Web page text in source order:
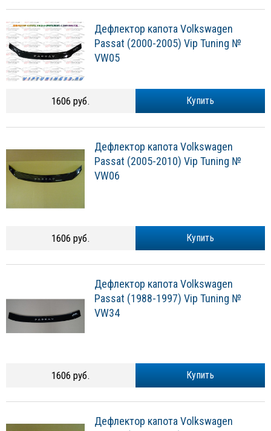
Дефлектор капота Volkswagen
Passat (2000-2005) Vip Tuning №
VW05
Купить
1606 руб.
Дефлектор капота Volkswagen
Passat (2005-2010) Vip Tuning №
VW06
Купить
1606 руб.
Дефлектор капота Volkswagen
Passat (1988-1997) Vip Tuning №
VW34
Купить
1606 руб.
Дефлектор капота Volkswagen